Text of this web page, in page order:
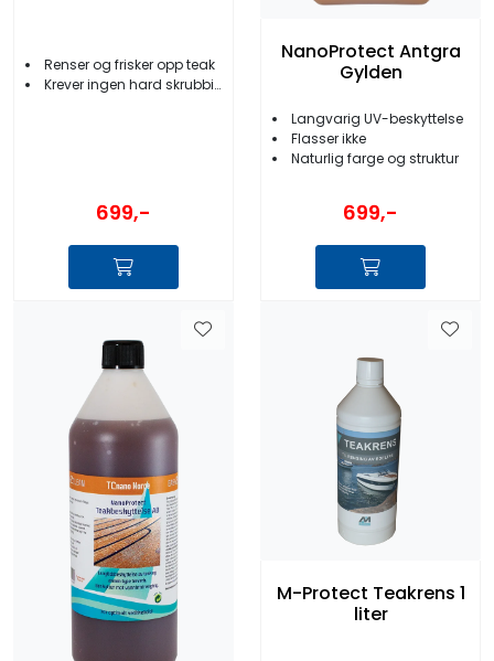
Renser og frisker opp teak
Krever ingen hard skrubbing
699,-
NanoProtect Antgra
Gylden
Langvarig UV-beskyttelse
Flasser ikke
Naturlig farge og struktur
699,-
M-Protect Teakrens 1
liter